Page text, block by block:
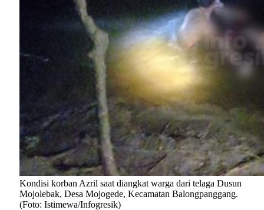
Kondisi korban Azril saat diangkat warga dari telaga Dusun
Mojolebak, Desa Mojogede, Kecamatan Balongpanggang.
(Foto: Istimewa/Infogresik)